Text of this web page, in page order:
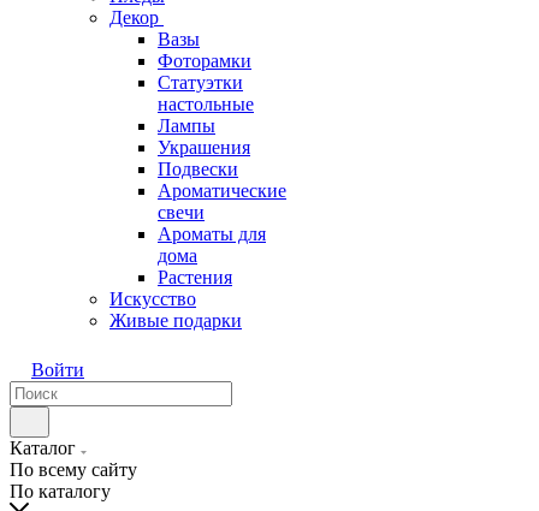
Декор
Вазы
Фоторамки
Статуэтки
настольные
Лампы
Украшения
Подвески
Ароматические
свечи
Ароматы для
дома
Растения
Искусство
Живые подарки
Войти
Каталог
По всему сайту
По каталогу